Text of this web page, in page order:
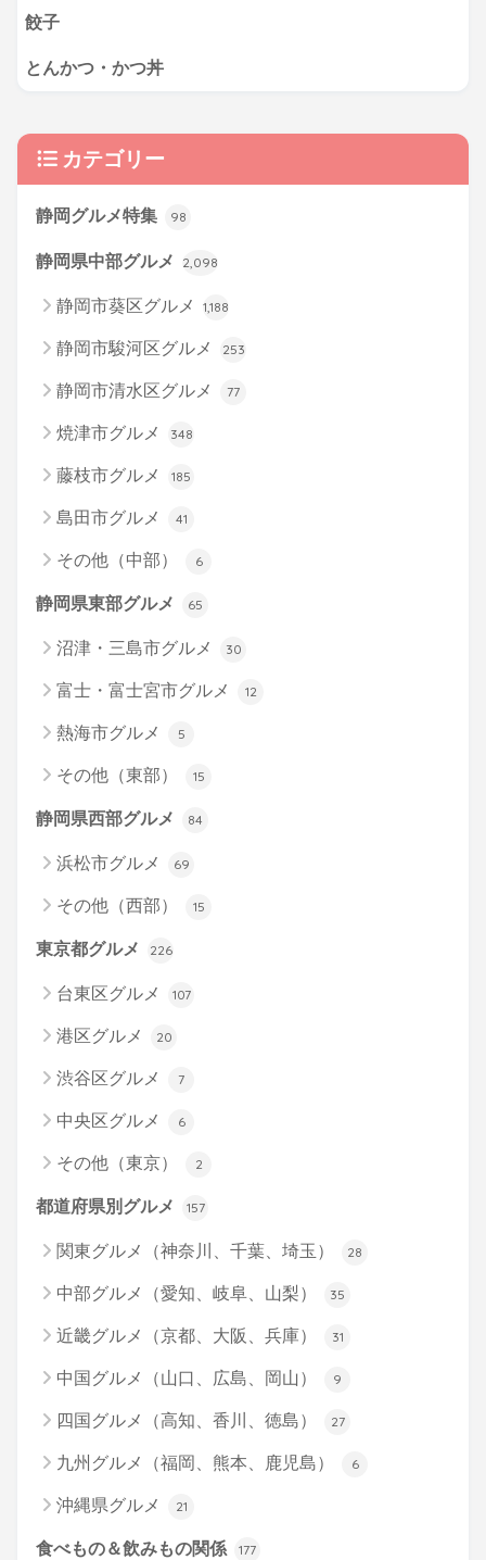
餃子
とんかつ・かつ丼
カテゴリー
静岡グルメ特集 98
静岡県中部グルメ 2,098
静岡市葵区グルメ 1,188
静岡市駿河区グルメ 253
静岡市清水区グルメ 77
焼津市グルメ 348
藤枝市グルメ 185
島田市グルメ 41
その他（中部） 6
静岡県東部グルメ 65
沼津・三島市グルメ 30
富士・富士宮市グルメ 12
熱海市グルメ 5
その他（東部） 15
静岡県西部グルメ 84
浜松市グルメ 69
その他（西部） 15
東京都グルメ 226
台東区グルメ 107
港区グルメ 20
渋谷区グルメ 7
中央区グルメ 6
その他（東京） 2
都道府県別グルメ 157
関東グルメ（神奈川、千葉、埼玉） 28
中部グルメ（愛知、岐阜、山梨） 35
近畿グルメ（京都、大阪、兵庫） 31
中国グルメ（山口、広島、岡山） 9
四国グルメ（高知、香川、徳島） 27
九州グルメ（福岡、熊本、鹿児島） 6
沖縄県グルメ 21
食べもの＆飲みもの関係 177